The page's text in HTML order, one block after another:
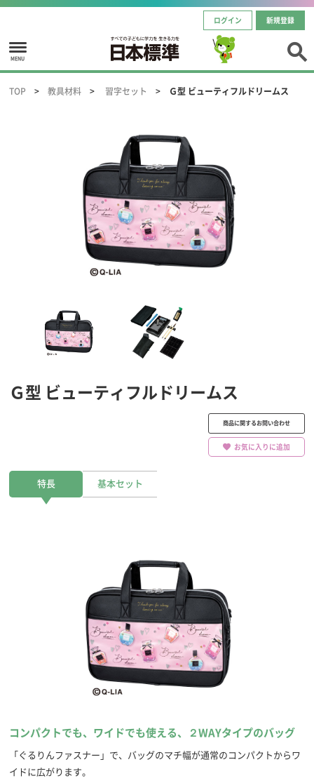
ログイン 新規登録
MENU
TOP 教具材料 習字セット Ｇ型 ビューティフルドリームス
Ｇ型 ビューティフルドリームス
商品に関するお問い合わせ
お気に入りに追加
特長 基本セット
コンパクトでも、ワイドでも使える、２WAYタイプのバッグ
「ぐるりんファスナー」で、バッグのマチ幅が通常のコンパクトからワ
イドに広がります。